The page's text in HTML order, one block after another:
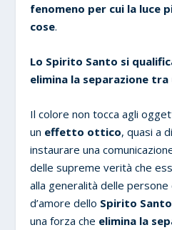
fenomeno per cui la luce
cose.
Lo Spirito Santo si
elimina la separazione
Il colore non tocca agli
un effetto ottico, quasi a
instaurare una
delle supreme verità che
alla generalità delle
d’amore dello Spirito Santo
una forza che elimina la